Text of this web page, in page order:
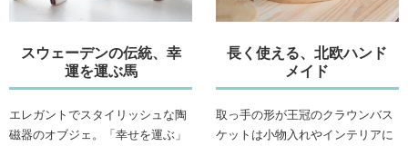
スウェーデンの伝統、幸
運を運ぶ馬
エレガントでスタイリッシュな陶
磁器のオブジェ。「幸せを運ぶ」
長く使える、北欧ハンド
メイド
取っ手の形が王冠のクラウンバス
ケットは小物入れやインテリアに